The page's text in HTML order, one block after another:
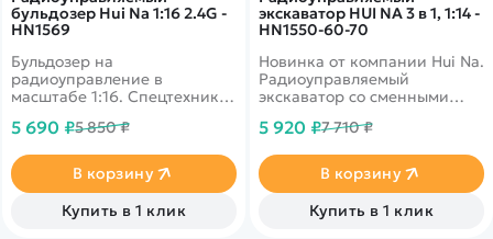
бульдозер Hui Na 1:16 2.4G -
HN1569
Бульдозер на
радиоуправление в
масштабе 1:16. Спецтехника
управления. Время игры до
детализация придаст
реалистичности, а прочный
пластик снизит процент
поломок.
5 690 ₽5 850 ₽
В корзину
Купить в 1 клик
экскаватор HUI NA 3 в 1, 1:14 -
HN1550-60-70
Новинка от компании Hui Na.
Радиоуправляемый
экскаватор со сменными
лесозахватка. Полностью
спецтехника. Время игры -
20-25 минут. Дистанция
управления - 50
метров.&nbsp;&nbsp;
5 920 ₽7 710 ₽
В корзину
Купить в 1 клик